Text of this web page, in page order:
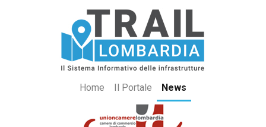
Home Il Portale News